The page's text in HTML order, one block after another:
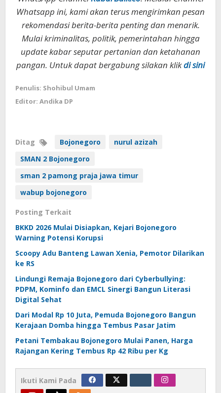
Whatsapp ini, kami akan terus mengirimkan pesan
rekomendasi berita-berita penting dan menarik.
Mulai kriminalitas, politik, pemerintahan hingga
update kabar seputar pertanian dan ketahanan
pangan. Untuk dapat bergabung silakan klikdi sini
Penulis: Shohibul Umam
Editor: Andika DP
Ditag Bojonegoro
nurul azizah
SMAN 2 Bojonegoro
sman 2 pamong praja jawa timur
wabup bojonegoro
Posting Terkait
BKKD 2026 Mulai Disiapkan, Kejari Bojonegoro
Warning Potensi Korupsi
Scoopy Adu Banteng Lawan Xenia, Pemotor Dilarikan
ke RS
Lindungi Remaja Bojonegoro dari Cyberbullying:
PDPM, Kominfo dan EMCL Sinergi Bangun Literasi
Digital Sehat
Dari Modal Rp 10 Juta, Pemuda Bojonegoro Bangun
Kerajaan Domba hingga Tembus Pasar Jatim
Petani Tembakau Bojonegoro Mulai Panen, Harga
Rajangan Kering Tembus Rp 42 Ribu per Kg
Ikuti Kami Pada